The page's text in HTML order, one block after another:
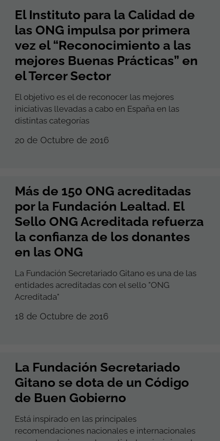
El Instituto para la Calidad de
las ONG impulsa por primera
vez el “Reconocimiento a las
mejores Buenas Prácticas” en
el Tercer Sector
El objetivo es el de reconocer las mejores
iniciativas llevadas a cabo en España en las
distintas categorías
20 de Octubre de 2016
Más de 150 ONG acreditadas
por la Fundación Lealtad. El
Sello ONG Acreditada refuerza
la confianza de los donantes
en las ONG
La Fundación Secretariado Gitano es una de las
entidades acreditadas con el sello "ONG
Acreditada"
18 de Octubre de 2016
La Fundación Secretariado
Gitano se dota de un Código
de Buen Gobierno
Está inspirado en las principales
recomendaciones nacionales e internacionales